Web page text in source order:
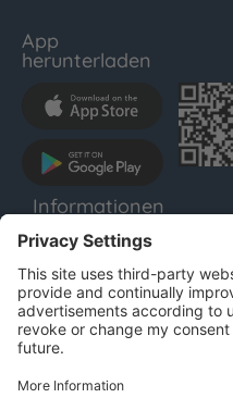
App
herunterladen
Informationen
LENTHO
Impressum
Datenschutz
AGB
Für Unternehmen